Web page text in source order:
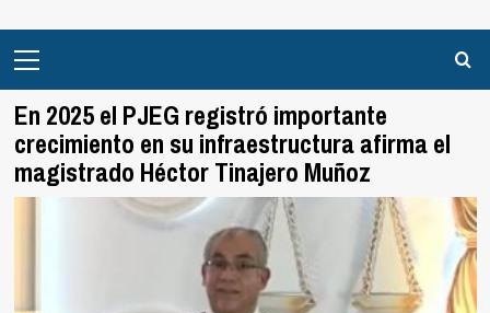
Menu
En 2025 el PJEG registró importante
crecimiento en su infraestructura afirma el
magistrado Héctor Tinajero Muñoz